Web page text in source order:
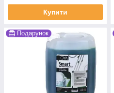
Купити
Подарунок